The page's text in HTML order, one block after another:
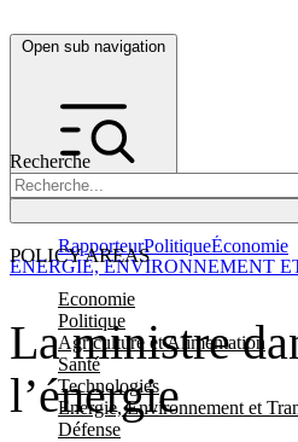
Open sub navigation
Recherche
POLICY AREAS
Economie
Politique
Agriculture et Alimentation
Santé
Technologies
Energie, Environnement et
Défense
RapporteurPolitiqueÉconomie
La ministre
l’énergie
ENERGIE, ENVIRONNEMENT